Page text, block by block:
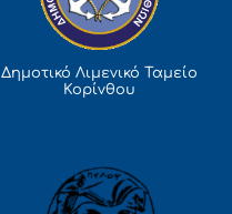
Δημοτικό Λιμενικό Ταμείο
Κορίνθου